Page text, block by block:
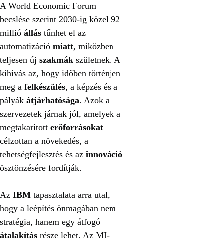
A World Economic Forum
becslése szerint 2030-ig közel 92
millió állás tűnhet el az
automatizáció miatt, miközben
teljesen új szakmák születnek. A
kihívás az, hogy időben történjen
meg a felkészülés, a képzés és a
pályák átjárhatósága. Azok a
szervezetek járnak jól, amelyek a
megtakarított erőforrásokat
célzottan a növekedés, a
tehetségfejlesztés és az innováció
ösztönzésére fordítják.
Az IBM tapasztalata arra utal,
hogy a leépítés önmagában nem
stratégia, hanem egy átfogó
átalakítás része lehet. Az MI-